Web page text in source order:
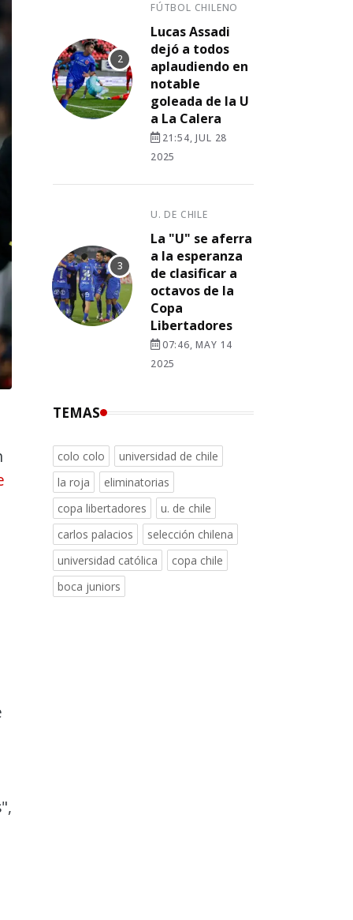
FÚTBOL CHILENO
Lucas Assadi
dejó a todos
aplaudiendo en
notable
goleada de la U
a La Calera
21:54, JUL 28
2025
U. DE CHILE
La "U" se aferra
a la esperanza
de clasificar a
octavos de la
Copa
Libertadores
07:46, MAY 14
2025
TEMAS
colo colo
universidad de chile
la roja
eliminatorias
copa libertadores
u. de chile
carlos palacios
selección chilena
universidad católica
copa chile
boca juniors